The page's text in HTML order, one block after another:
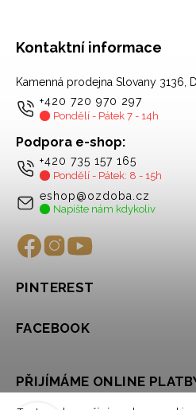
Kontaktní informace
Kamenná prodejna Slovany 3136,
+420 720 970 297
Pondělí - Pátek 7 - 14h
Podpora e-shop:
+420 735 157 165
Pondělí - Pátek: 8 - 15h
eshop@ozdoba.cz
Napište nám kdykoliv
PINTEREST
FACEBOOK
PŘIJÍMÁME ONLINE